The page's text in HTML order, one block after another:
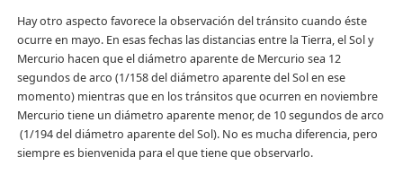
Hay otro aspecto favorece la observación del tránsito cuando éste
ocurre en mayo. En esas fechas las distancias entre la Tierra, el Sol y
Mercurio hacen que el diámetro aparente de Mercurio sea 12
segundos de arco (1/158 del diámetro aparente del Sol en ese
momento) mientras que en los tránsitos que ocurren en noviembre
Mercurio tiene un diámetro aparente menor, de 10 segundos de arco
(1/194 del diámetro aparente del Sol). No es mucha diferencia, pero
siempre es bienvenida para el que tiene que observarlo.